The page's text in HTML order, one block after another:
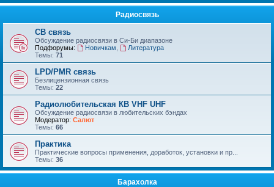
Радиосвязь
СВ связь
Обсуждение радиосвязи в Си-Би диапазоне
Подфорумы:
Новичкам
Литература
Темы: 71
LPD/PMR связь
Безлицензионная связь
Темы: 22
Радиолюбительская КВ VHF UHF
Обсуждение радиосвязи в любительских бэндах
Модератор: Салют
Темы: 66
Практика
Практические вопросы применения, доработок, установки и пр...
Темы: 36
Барахолка